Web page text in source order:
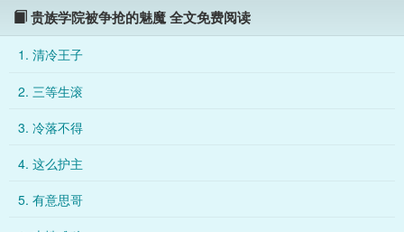
，小情侣一起搞事业一起成长。攻是严邺，四十二章会正式见面
。（攻早就注意到受了，前几章出现过攻的化身，是的没错，就
是那只鸽子）受一直都在男人堆里周旋，很难信任他人，因为各
种人都想从他身上得到些什么，除了攻，会扶持他，带他成长。*
**这是预收《拜金捞男转生成身娇体软万人迷[快穿]》文案如下：
如何惩治大男子主义，极度利己主义的拜金捞男？年轻的时候仗
着自己的帅气入赘豪门妄图吃绝户，三四十的年龄却有着二十的
心态，每天流连夜总会洗脚城选妃，终于他的报应来了。岳父发
现他的罪行后，被暴打踢出家门。他不想回到自己的乡下小县城
，只想留在
贵族学院被争抢的魅魔 全文免费阅读
1. 清冷王子
2. 三等生滚
3. 冷落不得
4. 这么护主
5. 有意思哥